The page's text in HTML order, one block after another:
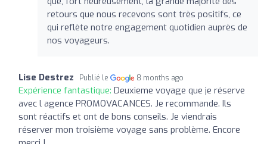
retours que nous recevons sont très positifs, ce
qui reflète notre engagement quotidien auprès de
nos voyageurs.
Lise Destrez Publié le 8 months ago
Expérience fantastique: Deuxieme voyage que je réserve
avec l agence PROMOVACANCES. Je recommande. Ils
sont réactifs et ont de bons conseils. Je viendrais
réserver mon troisième voyage sans problème. Encore